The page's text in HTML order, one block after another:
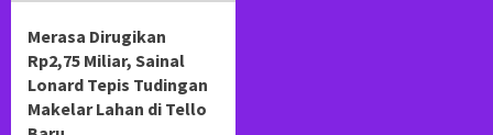
Merasa Dirugikan
Rp2,75 Miliar, Sainal
Lonard Tepis Tudingan
Makelar Lahan di Tello